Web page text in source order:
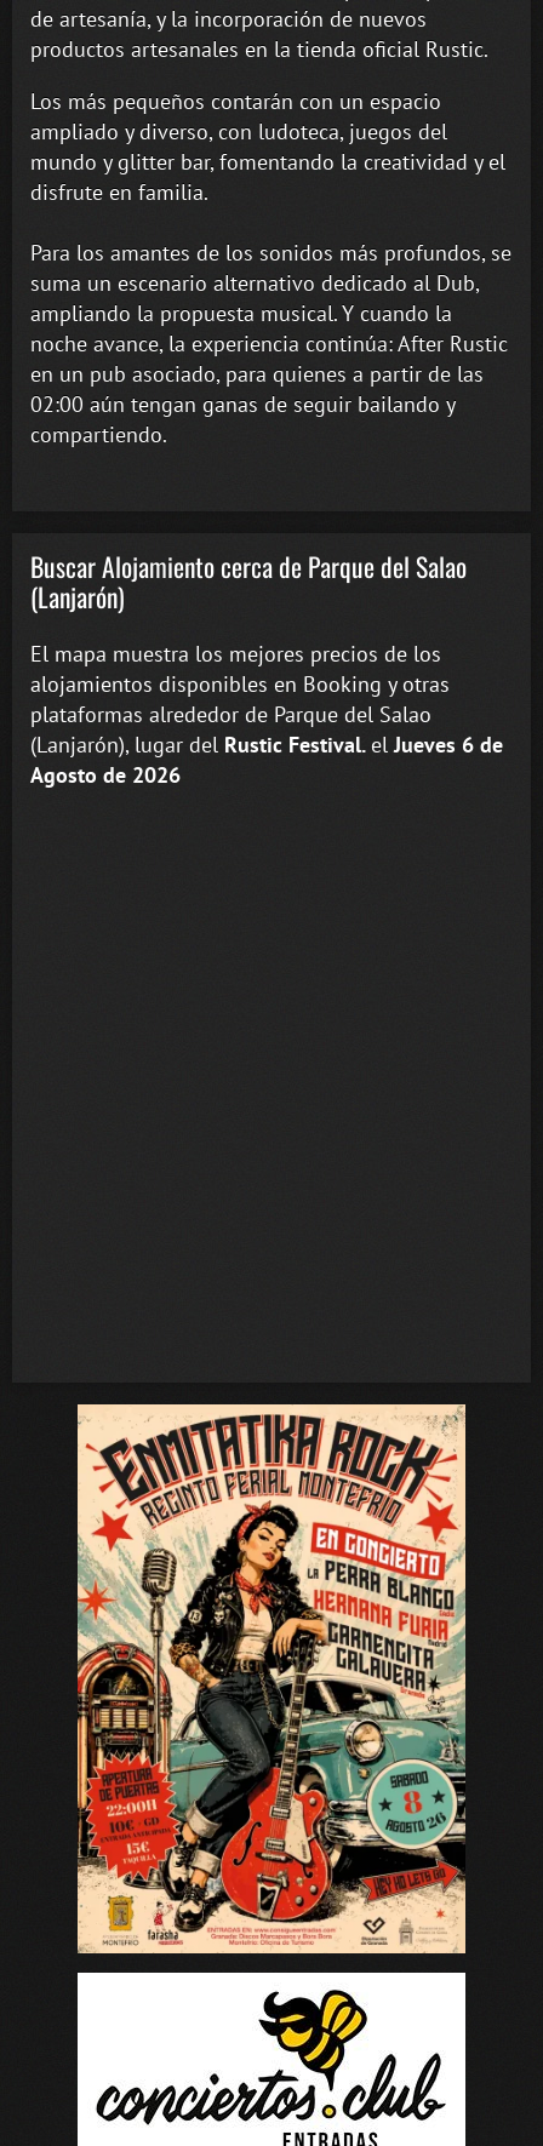
de artesanía, y la incorporación de nuevos
productos artesanales en la tienda oficial Rustic.
Los más pequeños contarán con un espacio
ampliado y diverso, con ludoteca, juegos del
mundo y glitter bar, fomentando la creatividad y el
disfrute en familia.
Para los amantes de los sonidos más profundos, se
suma un escenario alternativo dedicado al Dub,
ampliando la propuesta musical. Y cuando la
noche avance, la experiencia continúa: After Rustic
en un pub asociado, para quienes a partir de las
02:00 aún tengan ganas de seguir bailando y
compartiendo.
Buscar Alojamiento cerca de Parque del Salao
(Lanjarón)
El mapa muestra los mejores precios de los
alojamientos disponibles en Booking y otras
plataformas alrededor de Parque del Salao
(Lanjarón), lugar del Rustic Festival.elJueves 6 de
Agosto de 2026